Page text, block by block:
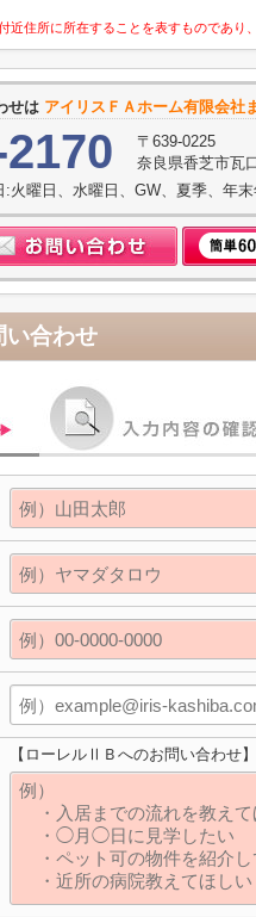
住所に所在することを表すものであり
せは アイリスＦＡホーム有限会社
〒639-0225
奈良県香芝市瓦
火曜日、水曜日、GW、夏季、年
い合わせ
【ローレルⅡＢへのお問い合わせ】